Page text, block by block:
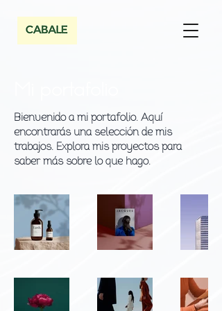
Bienvenido a mi portafolio. Aquí
encontrarás una selección de mis
trabajos. Explora mis proyectos para
saber más sobre lo que hago.